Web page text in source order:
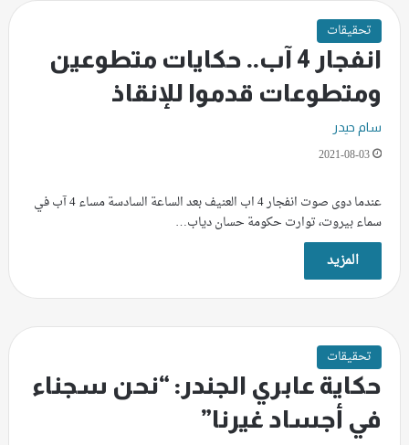
تحقيقات
انفجار 4 آب.. حكايات متطوعين
ومتطوعات قدموا للإنقاذ
سام حيدر
2021-08-03
عندما دوى صوت انفجار 4 اب العنيف بعد الساعة السادسة مساء 4 آب في
سماء بيروت، توارت حكومة حسان دياب…
المزيد
تحقيقات
حكاية عابري الجندر: “نحن سجناء
في أجساد غيرنا”